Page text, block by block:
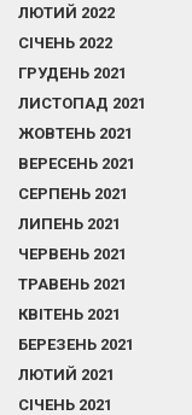
ЛЮТИЙ 2022
СІЧЕНЬ 2022
ГРУДЕНЬ 2021
ЛИСТОПАД 2021
ЖОВТЕНЬ 2021
ВЕРЕСЕНЬ 2021
СЕРПЕНЬ 2021
ЛИПЕНЬ 2021
ЧЕРВЕНЬ 2021
ТРАВЕНЬ 2021
КВІТЕНЬ 2021
БЕРЕЗЕНЬ 2021
ЛЮТИЙ 2021
СІЧЕНЬ 2021